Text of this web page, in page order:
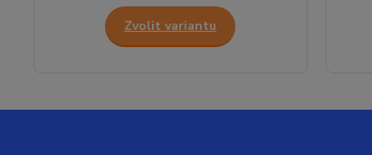
Zvolit variantu